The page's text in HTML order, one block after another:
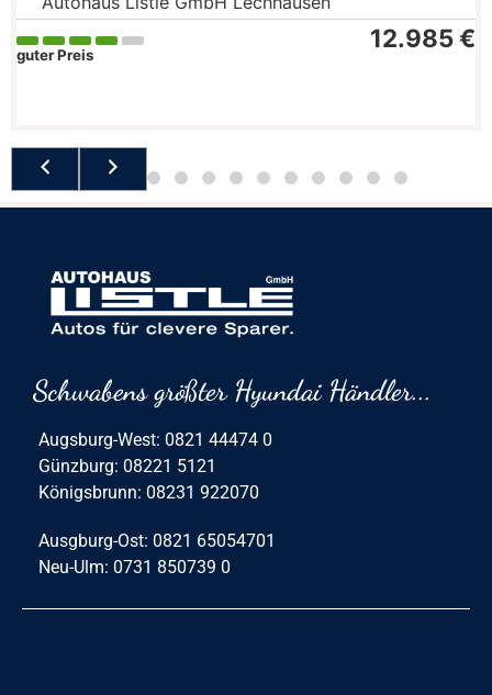
12.985 €
guter Preis
Schwabens größter Hyundai Händler...
Augsburg-West: 0821 44474 0
Günzburg: 08221 5121
Königsbrunn: 08231 922070
Ausgburg-Ost: 0821 65054701
Neu-Ulm: 0731 850739 0